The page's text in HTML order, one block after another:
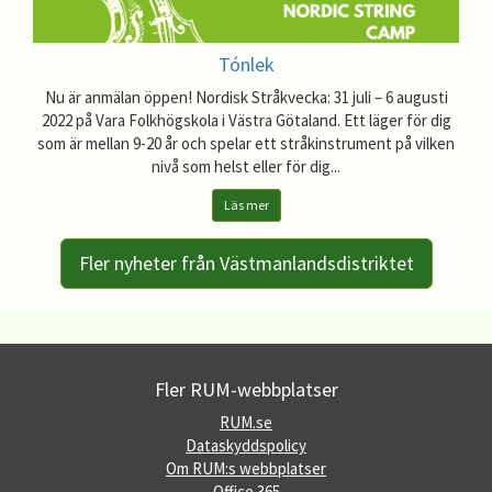
Tónlek
Nu är anmälan öppen! Nordisk Stråkvecka: 31 juli – 6 augusti
2022 på Vara Folkhögskola i Västra Götaland. Ett läger för dig
som är mellan 9-20 år och spelar ett stråkinstrument på vilken
nivå som helst eller för dig...
Läs mer
Fler nyheter från Västmanlandsdistriktet
Fler RUM-webbplatser
RUM.se
Dataskyddspolicy
Om RUM:s webbplatser